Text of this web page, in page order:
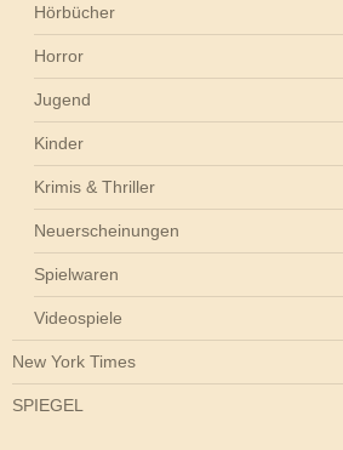
Hörbücher
Horror
Jugend
Kinder
Krimis & Thriller
Neuerscheinungen
Spielwaren
Videospiele
New York Times
SPIEGEL